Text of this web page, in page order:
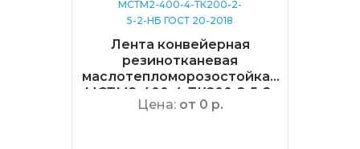
Лента конвейерная
резинотканевая
маслотепломорозостойкая
МСТМ2-400-4-ТК200-2-5-2-
НБ ГОСТ 20-2018
Цена: от 0 р.